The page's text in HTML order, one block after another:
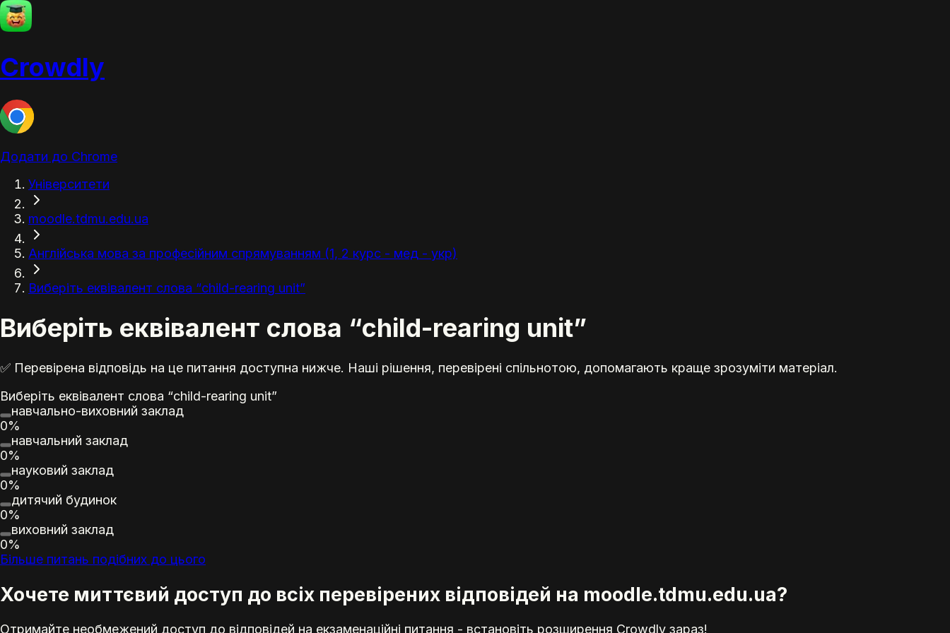
Crowdly
Додати до Chrome
Університети
moodle.tdmu.edu.ua
Англійська мова за професійним спрямуванням (1, 2 курс - мед - укр)
Виберіть еквівалент слова “child-rearing unit”
Виберіть еквівалент слова “child-rearing unit”
✅ Перевірена відповідь на це питання доступна нижче. Наші рішення, перевірені спільнотою, допомагають краще зрозуміти матеріал.
Виберіть еквівалент слова “child-rearing unit”
навчально-виховний заклад
0%
навчальний заклад
0%
науковий заклад
0%
дитячий будинок
0%
виховний заклад
0%
Більше питань подібних до цього
Хочете миттєвий доступ до всіх перевірених відповідей на moodle.tdmu.edu.ua?
Отримайте необмежений доступ до відповідей на екзаменаційні питання - встановіть розширення Crowdly зараз!